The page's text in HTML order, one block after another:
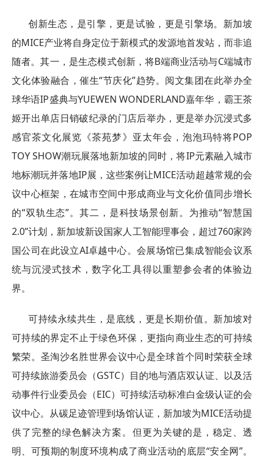
创新生态，是引擎，更是试验，更是引擎场。新加坡
的MICE产业将自身定位于新模式的发源地首发站，而非追
随者。其一，是生态模式创新，将B端商业活动与C端城市
文化体验融合，催生“节庆化”趋势。阅文集团在此举办全
球华语IP盛典与YUEWEN WONDERLAND嘉年华，霸王茶
姬开出单店日销破纪录的门店后举办，更是举办沉浸式多
感官茶文化展览《茶苑梦》亚太年会，泡泡玛特将POP
TOY SHOW潮玩展落地新加坡的同时，将IP元素融入城市
地标潮玩并落地IP展，这些案例让MICE活动超越常规的会
议中心框架，在城市空间中形成商业与文化价值同步增长
的“双轨生态”。其二，是科技场景创新。为推动“智慧国
2.0”计划，新加坡新设国家人工智能理事会，超过760家跨
国公司在此设立AI卓越中心。会展场馆已集成智能会议系
统与沉浸式技术，数字化工具得以重塑参会者的体验边
界。
可持续永续共生，是底线，更是长期价值。新加坡对
可持续的界定不止于绿色环保，更指向商业生态的可持续
繁荣。圣淘沙名胜世界会议中心是全球首个同时荣获全球
可持续旅游委员会（GSTC）目的地与酒店双认证、以及活
动事件行业委员会（EIC）可持续活动标准白金级认证的会
议中心。从碳足迹管理到场馆认证，新加坡为MICE活动提
供了完整的绿色解决方案。但更为关键的是，稳定、透
明、可预期的制度环境构成了商业活动的底层“安全网”。